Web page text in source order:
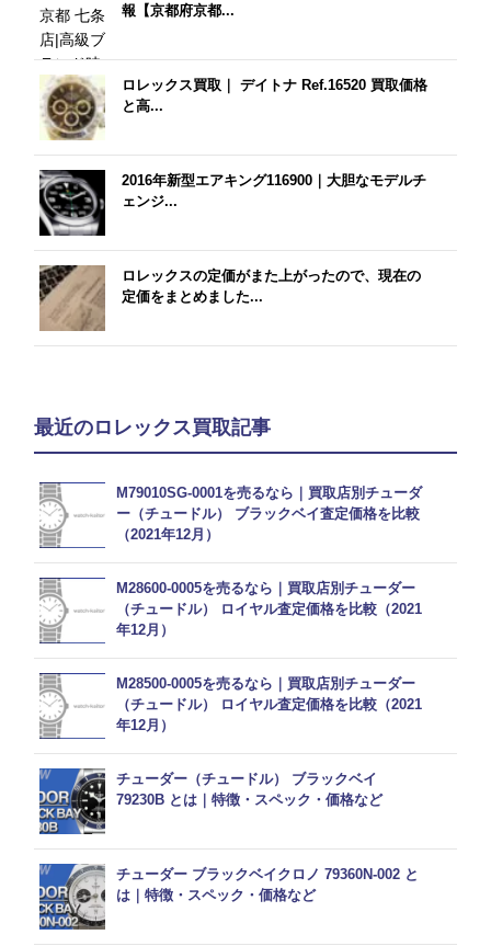
報【京都府京都...
ロレックス買取｜ デイトナ Ref.16520 買取価格
と高...
2016年新型エアキング116900｜大胆なモデルチ
ェンジ...
ロレックスの定価がまた上がったので、現在の
定価をまとめました...
最近のロレックス買取記事
M79010SG-0001を売るなら｜買取店別チューダ
ー（チュードル） ブラックベイ査定価格を比較
（2021年12月）
M28600-0005を売るなら｜買取店別チューダー
（チュードル） ロイヤル査定価格を比較（2021
年12月）
M28500-0005を売るなら｜買取店別チューダー
（チュードル） ロイヤル査定価格を比較（2021
年12月）
チューダー（チュードル） ブラックベイ
79230B とは｜特徴・スペック・価格など
チューダー ブラックベイクロノ 79360N-002 と
は｜特徴・スペック・価格など